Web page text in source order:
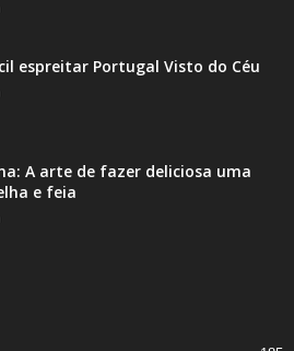
espreitar Portugal Visto do Céu
A arte de fazer deliciosa uma
e feia